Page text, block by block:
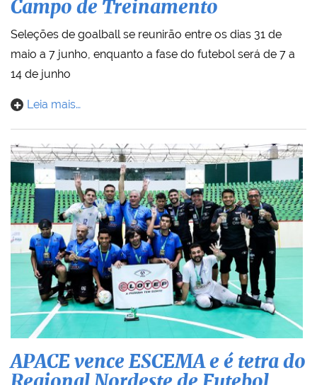
Campo de Treinamento
Seleções de goalball se reunirão entre os dias 31 de
maio a 7 junho, enquanto a fase do futebol será de 7 a
14 de junho
Leia mais…
APACE vence ESCEMA e é tetra do